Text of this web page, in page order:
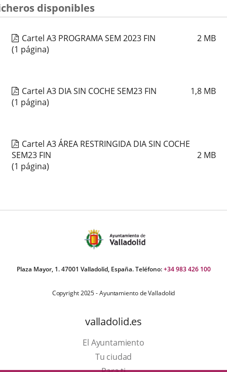
disponibles
Cartel A3 PROGRAMA SEM 2023 FIN 2 MB
(1 página)
Cartel A3 DIA SIN COCHE SEM23 FIN 1,8 MB
(1 página)
Cartel A3 ÁREA RESTRINGIDA DIA SIN COCHE
SEM23 FIN
2 MB
(1 página)
Plaza Mayor, 1. 47001 Valladolid, España. Teléfono:+34 983 426 100
Copyright 2025 - Ayuntamiento de Valladolid
valladolid.es
El Ayuntamiento
Tu ciudad